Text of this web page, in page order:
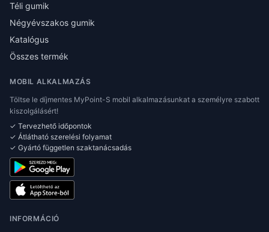
Téli gumik
Négyévszakos gumik
Katalógus
Összes termék
MOBIL ALKALMAZÁS
Töltse le díjmentes MyPoint-S mobil alkalmazásunkat a személyre szabott
kiszolgálásért!
✓ Tervezhető időpontok
✓ Átlátható szerelési folyamat
✓ Gyártó független szaktanácsadás
INFORMÁCIÓ